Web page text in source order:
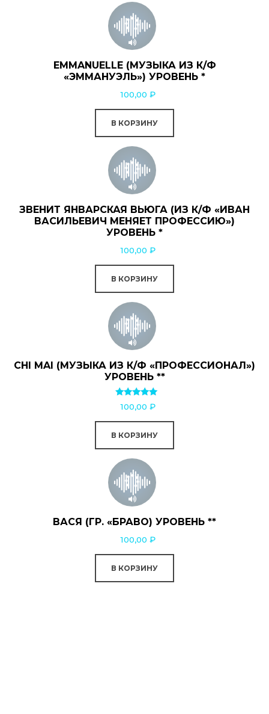
EMMANUELLE (МУЗЫКА ИЗ К/Ф
«ЭММАНУЭЛЬ») УРОВЕНЬ *
100,00 ₽
В КОРЗИНУ
ЗВЕНИТ ЯНВАРСКАЯ ВЬЮГА (ИЗ К/Ф «ИВАН
ВАСИЛЬЕВИЧ МЕНЯЕТ ПРОФЕССИЮ»)
УРОВЕНЬ *
100,00 ₽
В КОРЗИНУ
CHI MAI (МУЗЫКА ИЗ К/Ф «ПРОФЕССИОНАЛ»)
УРОВЕНЬ **
Оценка
5.00
100,00 ₽
В КОРЗИНУ
ВАСЯ (ГР. «БРАВО) УРОВЕНЬ **
100,00 ₽
В КОРЗИНУ